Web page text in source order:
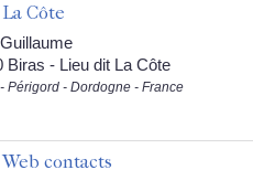
Côte
Biras - Lieu dit La Côte
Périgord - Dordogne - France
Web contacts